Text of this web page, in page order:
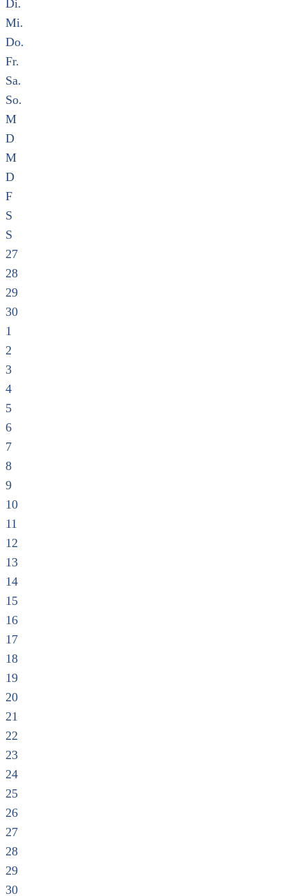
Di.
Mi.
Do.
Fr.
Sa.
So.
M
D
M
D
F
S
S
27
28
29
30
1
2
3
4
5
6
7
8
9
10
11
12
13
14
15
16
17
18
19
20
21
22
23
24
25
26
27
28
29
30